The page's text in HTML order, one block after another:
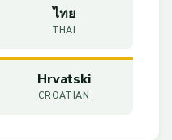
ไทย
THAI
Hrvatski
CROATIAN